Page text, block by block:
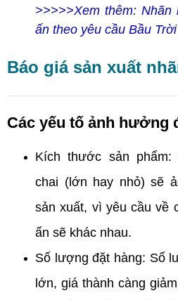
>>>>>Xem thêm:
ấn theo yêu cầu Bầu
Báo giá sản xuất
Các yếu tố ảnh hưởng
Kích thước sản
chai (lớn hay nhỏ) sẽ
sản xuất, vì yêu cầu về
ấn sẽ khác nhau.
Số lượng đặt hàng: Số
lớn, giá thành càng